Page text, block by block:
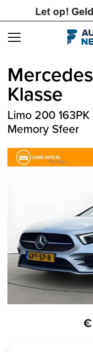
Navigation
Klasse
Limo 200
Memory Sfeer